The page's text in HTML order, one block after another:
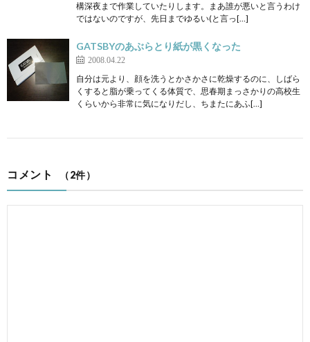
構深夜まで作業していたりします。まあ誰が悪いと言うわけ
ではないのですが、先日までゆるい(と言っ[…]
GATSBYのあぶらとり紙が黒くなった
2008.04.22
自分は元より、顔を洗うとかさかさに乾燥するのに、しばら
くすると脂が乗ってくる体質で、思春期まっさかりの高校生
くらいから非常に気になりだし、ちまたにあふ[…]
コメント （2件）